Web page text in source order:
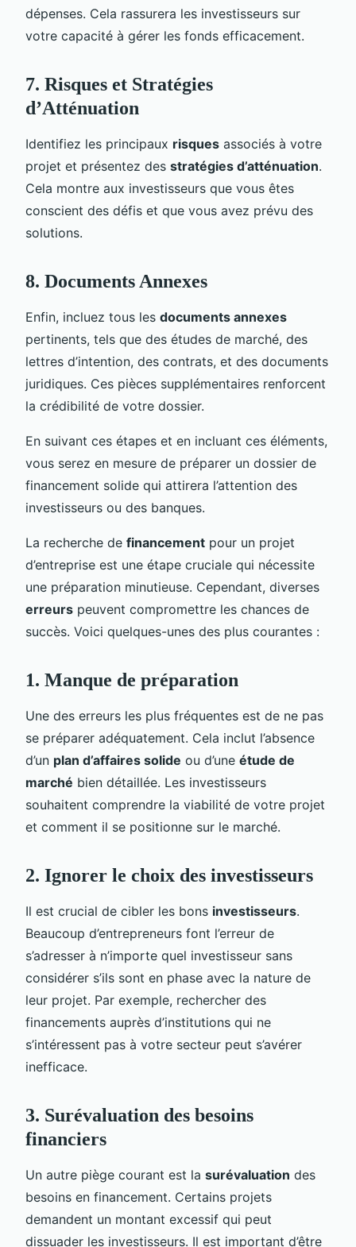
dépenses. Cela rassurera les investisseurs sur
votre capacité à gérer les fonds efficacement.
7. Risques et Stratégies
d’Atténuation
Identifiez les principaux risques associés à votre
projet et présentez des stratégies d’atténuation.
Cela montre aux investisseurs que vous êtes
conscient des défis et que vous avez prévu des
solutions.
8. Documents Annexes
Enfin, incluez tous les documents annexes
pertinents, tels que des études de marché, des
lettres d’intention, des contrats, et des documents
juridiques. Ces pièces supplémentaires renforcent
la crédibilité de votre dossier.
En suivant ces étapes et en incluant ces éléments,
vous serez en mesure de préparer un dossier de
financement solide qui attirera l’attention des
investisseurs ou des banques.
La recherche de financement pour un projet
d’entreprise est une étape cruciale qui nécessite
une préparation minutieuse. Cependant, diverses
erreurs peuvent compromettre les chances de
succès. Voici quelques-unes des plus courantes :
1. Manque de préparation
Une des erreurs les plus fréquentes est de ne pas
se préparer adéquatement. Cela inclut l’absence
d’un plan d’affaires solide ou d’une étude de
marché bien détaillée. Les investisseurs
souhaitent comprendre la viabilité de votre projet
et comment il se positionne sur le marché.
2. Ignorer le choix des investisseurs
Il est crucial de cibler les bons investisseurs.
Beaucoup d’entrepreneurs font l’erreur de
s’adresser à n’importe quel investisseur sans
considérer s’ils sont en phase avec la nature de
leur projet. Par exemple, rechercher des
financements auprès d’institutions qui ne
s’intéressent pas à votre secteur peut s’avérer
inefficace.
3. Surévaluation des besoins
financiers
Un autre piège courant est la surévaluation des
besoins en financement. Certains projets
demandent un montant excessif qui peut
dissuader les investisseurs. Il est important d’être